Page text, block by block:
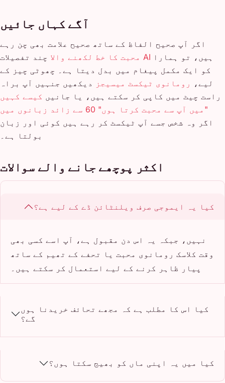
آگے کہاں جائیں
اگر آپ صحیح الفاظ کے ساتھ صحیح علامت بھی چن رہے
ہیں، تو ہمارا AI محبت کا خط لکھنے والا
چند تفصیلات
کو ایک مکمل پیغام میں بدل دیتا ہے۔ چھوٹی چیز کے
لیے، رومانوی ٹیکسٹ میسیجز
دیکھیں جنہیں آپ براہ
راست چیٹ میں کاپی کر سکتے ہیں، یا جانیں کیسے کہیں
"میں آپ سے محبت کرتا ہوں" 60 سے زائد زبانوں میں
اگر وہ شخص جسے آپ ٹیکسٹ کر رہے ہیں کوئی اور زبان
بولتا ہے۔
اکثر پوچھے جانے والے سوالات
کیا یہ ایموجی صرف ویلنٹائن ڈے کے لیے ہے؟
نہیں، جبکہ یہ اس دن مقبول ہے، آپ اسے کسی بھی
وقت کلاسک رومانوی محبت یا تحفے کے تھیم کے ساتھ
پیار ظاہر کرنے کے لیے استعمال کر سکتے ہیں۔
کیا اس کا مطلب ہے کہ مجھے تحائف خریدنا ہوں
گے؟
کیا میں یہ اپنی ماں کو بھیج سکتا ہوں؟